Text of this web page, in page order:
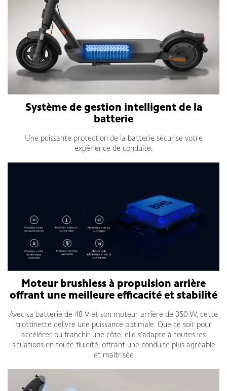
Système de gestion intelligent de la
batterie
Une puissante protection de la batterie sécurise votre
expérience de conduite.
Moteur brushless à propulsion arrière
offrant une meilleure efficacité et stabilité
Avec sa batterie de 48 V et son moteur arrière de 350 W, cette
trottinette délivre une puissance optimale. Que ce soit pour
accélérer ou franchir une côte, elle s’adapte à toutes les
situations en toute fluidité, offrant une conduite plus agréable
et maîtrisée